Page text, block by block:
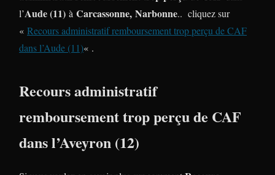
l’Aude (11) à Carcassonne, Narbonne.. cliquez sur
« Recours administratif remboursement trop perçu de CAF
dans l’Aude (11)« .
Recours administratif
remboursement trop perçu de CAF
dans l’Aveyron (12)